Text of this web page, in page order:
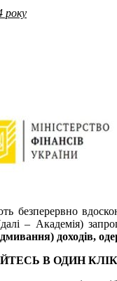
року
безперервно
– Академія)
доходів,
В ОДИН